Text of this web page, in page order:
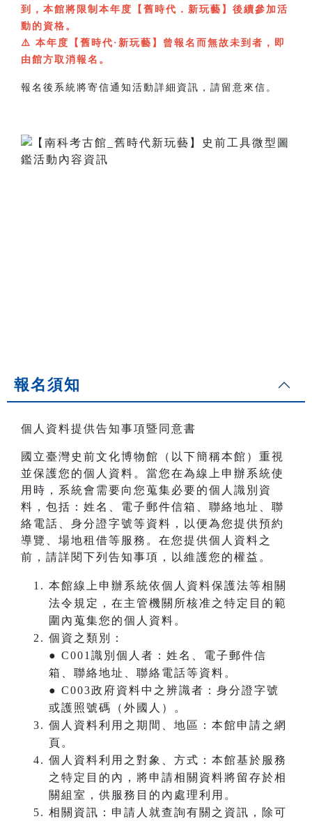
到，本館將限制本年度【舊時代．新玩藝】後續參加活
動的資格。
⚠️ 本年度【舊時代·新玩藝】曾報名而無故未到者，即
由館方取消報名。
報名後系統將寄信通知活動詳細資訊，請留意來信。
報名須知
個人資料提供告知事項暨同意書
國立臺灣史前文化博物館（以下簡稱本館）重視
並保護您的個人資料。當您在為線上申辦系統使
用時，系統會需要向您蒐集必要的個人識別資
料，包括：姓名、電子郵件信箱、聯絡地址、聯
絡電話、身分證字號等資料，以便為您提供預約
導覽、場地租借等服務。在您提供個人資料之
前，請詳閱下列告知事項，以維護您的權益。
本館線上申辦系統依個人資料保護法等相關
法令規定，在主管機關所核准之特定目的範
圍內蒐集您的個人資料。
個資之類別：
● C001識別個人者：姓名、電子郵件信
箱、聯絡地址、聯絡電話等資料。
● C003政府資料中之辨識者：身分證字號
或護照號碼（外國人）。
個人資料利用之期間、地區：本館申請之網
頁。
個人資料利用之對象、方式：本館基於服務
之特定目的內，將申請相關資料將留存於相
關組室，供服務目的內處理利用。
相關資訊：申請人就查詢有關之資訊，除可